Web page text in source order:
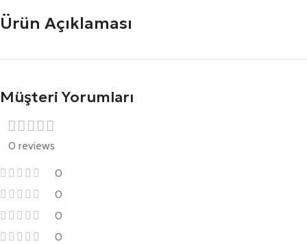
Ürün Açıklaması
Müşteri Yorumları
0 reviews
0
0
0
0